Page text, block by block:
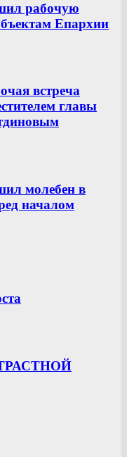
рабочую
Епархии
встреча
главы
молебен в
началом